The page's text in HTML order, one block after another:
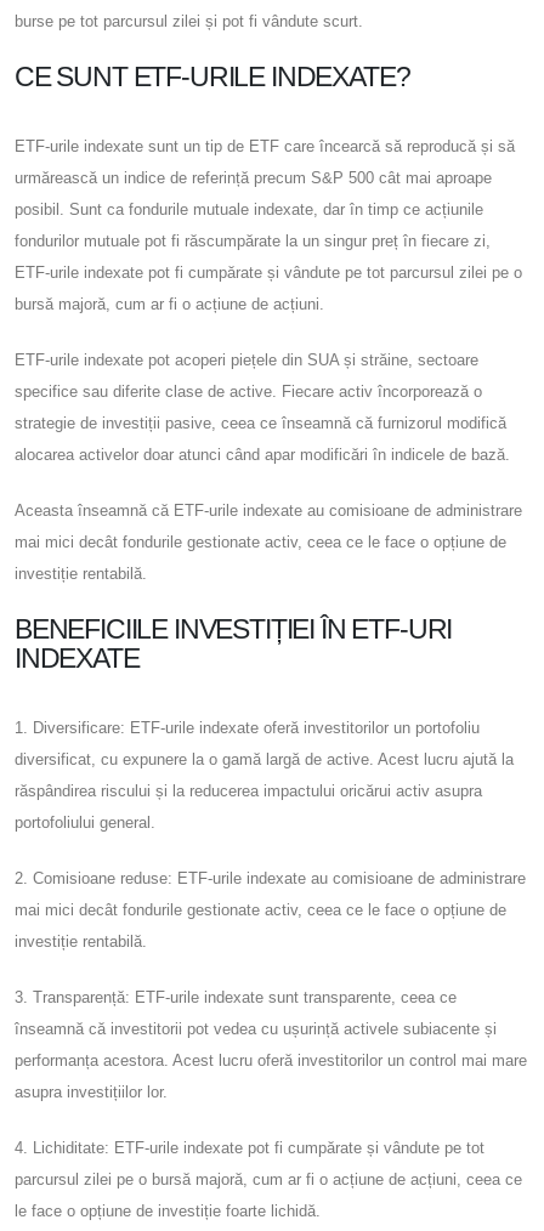
burse pe tot parcursul zilei și pot fi vândute scurt.
CE SUNT ETF-URILE INDEXATE?
ETF-urile indexate sunt un tip de ETF care încearcă să reproducă și să
urmărească un indice de referință precum S&P 500 cât mai aproape
posibil. Sunt ca fondurile mutuale indexate, dar în timp ce acțiunile
fondurilor mutuale pot fi răscumpărate la un singur preț în fiecare zi,
ETF-urile indexate pot fi cumpărate și vândute pe tot parcursul zilei pe o
bursă majoră, cum ar fi o acțiune de acțiuni.
ETF-urile indexate pot acoperi piețele din SUA și străine, sectoare
specifice sau diferite clase de active. Fiecare activ încorporează o
strategie de investiții pasive, ceea ce înseamnă că furnizorul modifică
alocarea activelor doar atunci când apar modificări în indicele de bază.
Aceasta înseamnă că ETF-urile indexate au comisioane de administrare
mai mici decât fondurile gestionate activ, ceea ce le face o opțiune de
investiție rentabilă.
BENEFICIILE INVESTIȚIEI ÎN ETF-URI
INDEXATE
1. Diversificare: ETF-urile indexate oferă investitorilor un portofoliu
diversificat, cu expunere la o gamă largă de active. Acest lucru ajută la
răspândirea riscului și la reducerea impactului oricărui activ asupra
portofoliului general.
2. Comisioane reduse: ETF-urile indexate au comisioane de administrare
mai mici decât fondurile gestionate activ, ceea ce le face o opțiune de
investiție rentabilă.
3. Transparență: ETF-urile indexate sunt transparente, ceea ce
înseamnă că investitorii pot vedea cu ușurință activele subiacente și
performanța acestora. Acest lucru oferă investitorilor un control mai mare
asupra investițiilor lor.
4. Lichiditate: ETF-urile indexate pot fi cumpărate și vândute pe tot
parcursul zilei pe o bursă majoră, cum ar fi o acțiune de acțiuni, ceea ce
le face o opțiune de investiție foarte lichidă.